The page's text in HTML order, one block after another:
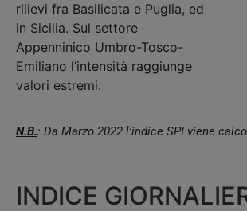
rilievi fra Basilicata e Puglia, ed
in Sicilia. Sul settore
Appenninico Umbro-Tosco-
Emiliano l’intensità raggiunge
valori estremi.
N.B.: Da Marzo 2022 l’indice SPI viene
INDICE